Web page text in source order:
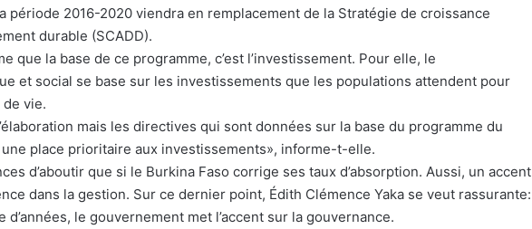
période 2016-2020 viendra en remplacement de la Stratégie de croissance
durable (SCADD).
que la base de ce programme, c’est l’investissement. Pour elle, le
et social se base sur les investissements que les populations attendent pour
vie.
mais les directives qui sont données sur la base du programme du
place prioritaire aux investissements», informe-t-elle.
d’aboutir que si le Burkina Faso corrige ses taux d’absorption. Aussi, un accent
dans la gestion. Sur ce dernier point, Édith Clémence Yaka se veut rassurante:
le gouvernement met l’accent sur la gouvernance.